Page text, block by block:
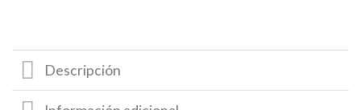
Descripción